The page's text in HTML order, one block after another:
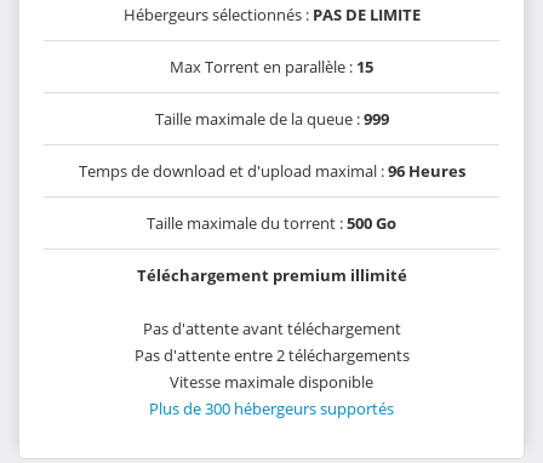
Hébergeurs sélectionnés : PAS DE LIMITE
Max Torrent en parallèle : 15
Taille maximale de la queue :999
Temps de download et d'upload maximal :96 Heures
Taille maximale du torrent :500 Go
Téléchargement premium illimité
Pas d'attente avant téléchargement
Pas d'attente entre 2 téléchargements
Vitesse maximale disponible
Plus de 300 hébergeurs supportés